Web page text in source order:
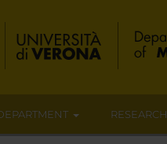
RESEARCH